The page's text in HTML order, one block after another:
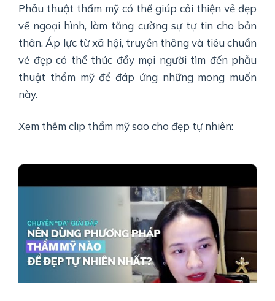
Phẫu thuật thẩm mỹ có thể giúp cải thiện vẻ đẹp
về ngoại hình, làm tăng cường sự tự tin cho bản
thân. Áp lực từ xã hội, truyền thông và tiêu chuẩn
vẻ đẹp có thể thúc đẩy mọi người tìm đến phẫu
thuật thẩm mỹ để đáp ứng những mong muốn
này.
Xem thêm clip thẩm mỹ sao cho đẹp tự nhiên: